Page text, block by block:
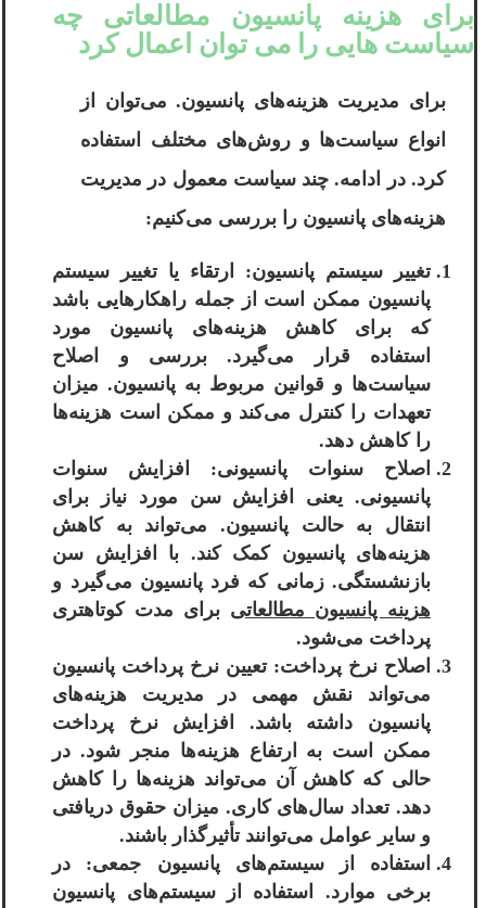
برای هزینه پانسیون مطالعاتی چه
سیاست هایی را می توان اعمال کرد
برای مدیریت هزینه‌های پانسیون. می‌توان از
انواع سیاست‌ها و روش‌های مختلف استفاده
کرد. در ادامه. چند سیاست معمول در مدیریت
هزینه‌های پانسیون را بررسی می‌کنیم:
تغییر سیستم پانسیون: ارتقاء یا تغییر سیستم
پانسیون ممکن است از جمله راهکارهایی باشد
که برای کاهش هزینه‌های پانسیون مورد
استفاده قرار می‌گیرد. بررسی و اصلاح
سیاست‌ها و قوانین مربوط به پانسیون. میزان
تعهدات را کنترل می‌کند و ممکن است هزینه‌ها
را کاهش دهد.
اصلاح سنوات پانسیونی: افزایش سنوات
پانسیونی. یعنی افزایش سن مورد نیاز برای
انتقال به حالت پانسیون. می‌تواند به کاهش
هزینه‌های پانسیون کمک کند. با افزایش سن
بازنشستگی. زمانی که فرد پانسیون می‌گیرد و
هزینه پانسیون مطالعاتی برای مدت کوتاهتری
پرداخت می‌شود.
اصلاح نرخ پرداخت: تعیین نرخ پرداخت پانسیون
می‌تواند نقش مهمی در مدیریت هزینه‌های
پانسیون داشته باشد. افزایش نرخ پرداخت
ممکن است به ارتفاع هزینه‌ها منجر شود. در
حالی که کاهش آن می‌تواند هزینه‌ها را کاهش
دهد. تعداد سال‌های کاری. میزان حقوق دریافتی
و سایر عوامل می‌توانند تأثیرگذار باشند.
استفاده از سیستم‌های پانسیون جمعی: در
برخی موارد. استفاده از سیستم‌های پانسیون